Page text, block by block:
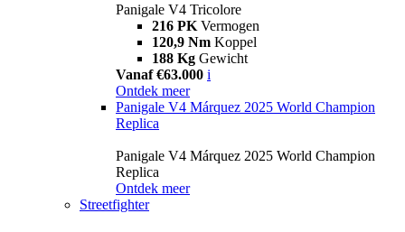
Panigale V4 Tricolore
216 PK Vermogen
120,9 Nm Koppel
188 Kg Gewicht
Vanaf €63.000 i
Ontdek meer
Panigale V4 Márquez 2025 World Champion
Replica
Panigale V4 Márquez 2025 World Champion
Replica
Ontdek meer
Streetfighter